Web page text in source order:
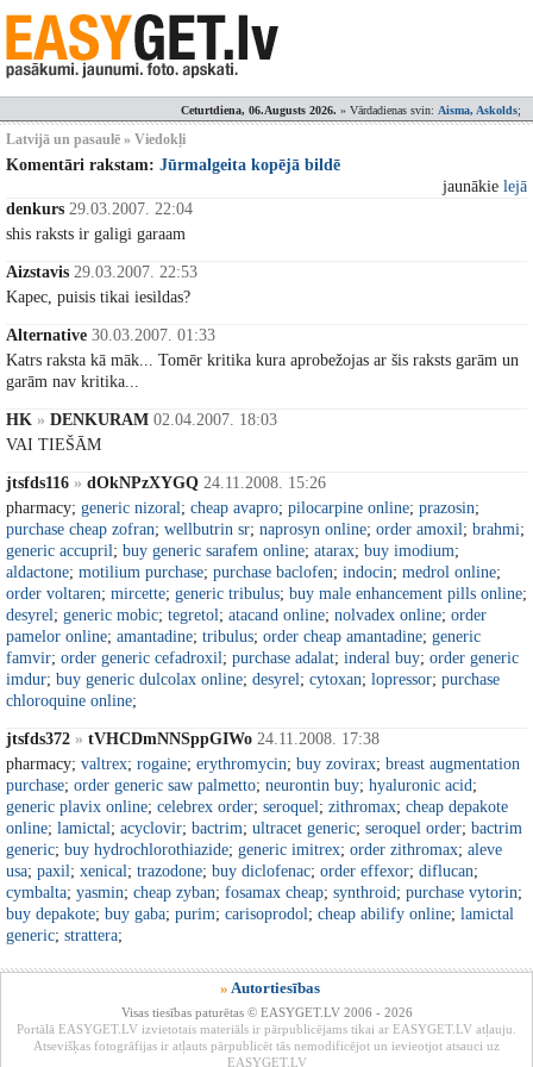
Ceturtdiena, 06.Augusts 2026. » Vārdadienas svin: Aisma, Askolds;
Latvijā un pasaulē » Viedokļi
Komentāri rakstam: Jūrmalgeita kopējā bildē
jaunākie lejā
denkurs 29.03.2007. 22:04
shis raksts ir galigi garaam
Aizstavis 29.03.2007. 22:53
Kapec, puisis tikai iesildas?
Alternative 30.03.2007. 01:33
Katrs raksta kā māk... Tomēr kritika kura aprobežojas ar šis raksts garām un
garām nav kritika...
HK » DENKURAM 02.04.2007. 18:03
VAI TIEŠĀM
jtsfds116 » dOkNPzXYGQ 24.11.2008. 15:26
pharmacy; generic nizoral; cheap avapro; pilocarpine online; prazosin;
purchase cheap zofran; wellbutrin sr; naprosyn online; order amoxil; brahmi;
generic accupril; buy generic sarafem online; atarax; buy imodium;
aldactone; motilium purchase; purchase baclofen; indocin; medrol online;
order voltaren; mircette; generic tribulus; buy male enhancement pills online;
desyrel; generic mobic; tegretol; atacand online; nolvadex online; order
pamelor online; amantadine; tribulus; order cheap amantadine; generic
famvir; order generic cefadroxil; purchase adalat; inderal buy; order generic
imdur; buy generic dulcolax online; desyrel; cytoxan; lopressor; purchase
chloroquine online;
jtsfds372 » tVHCDmNNSppGIWo 24.11.2008. 17:38
pharmacy; valtrex; rogaine; erythromycin; buy zovirax; breast augmentation
purchase; order generic saw palmetto; neurontin buy; hyaluronic acid;
generic plavix online; celebrex order; seroquel; zithromax; cheap depakote
online; lamictal; acyclovir; bactrim; ultracet generic; seroquel order; bactrim
generic; buy hydrochlorothiazide; generic imitrex; order zithromax; aleve
usa; paxil; xenical; trazodone; buy diclofenac; order effexor; diflucan;
cymbalta; yasmin; cheap zyban; fosamax cheap; synthroid; purchase vytorin;
buy depakote; buy gaba; purim; carisoprodol; cheap abilify online; lamictal
generic; strattera;
» Autortiesības
Visas tiesības paturētas © EASYGET.LV 2006 - 2026
Portālā EASYGET.LV izvietotais materiāls ir pārpublicējams tikai ar EASYGET.LV atļauju.
Atsevišķas fotogrāfijas ir atļauts pārpublicēt tās nemodificējot un ievieotjot atsauci uz
EASYGET.LV